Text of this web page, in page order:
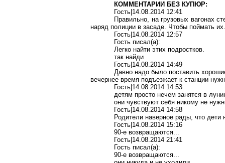
КОММЕНТАРИИ БЕЗ КУПЮР:
Гость|14.08.2014 12:41
Правильно, на грузовых вагонах
наряд полиции в засаде. Чтобы поймать
Гость|14.08.2014 12:57
Гость писал(a):
Легко найти этих подростков.
так найди
Гость|14.08.2014 14:49
Давно надо было поставить
вечернее время подъезжает к станции
Гость|14.08.2014 14:53
детям просто нечем занятся в
они чувствуют себя никому не
Гость|14.08.2014 14:58
Родители наверное рады, что дети
Гость|14.08.2014 15:16
90-е возвращаются...
Гость|14.08.2014 21:41
Гость писал(a):
90-е возвращаются...